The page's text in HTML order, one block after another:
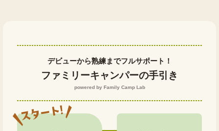
デビューから熟練までフルサポート！
ファミリーキャンパーの手引き
powered by Family Camp Lab